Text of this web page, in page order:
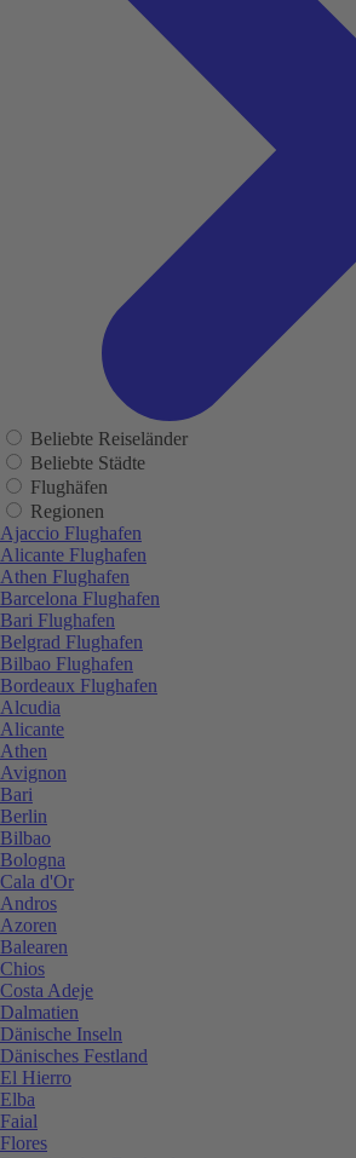
Beliebte Reiseländer
Beliebte Städte
Flughäfen
Regionen
Ajaccio Flughafen
Alicante Flughafen
Athen Flughafen
Barcelona Flughafen
Bari Flughafen
Belgrad Flughafen
Bilbao Flughafen
Bordeaux Flughafen
Alcudia
Alicante
Athen
Avignon
Bari
Berlin
Bilbao
Bologna
Cala d'Or
Andros
Azoren
Balearen
Chios
Costa Adeje
Dalmatien
Dänische Inseln
Dänisches Festland
El Hierro
Elba
Faial
Flores